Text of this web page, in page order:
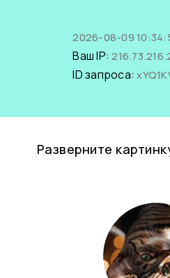
2026-08-09
Ваш IP:
ID запроса:
Разверните